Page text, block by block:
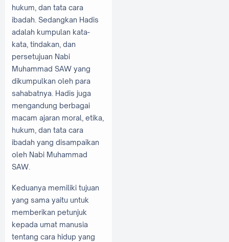
hukum, dan tata cara
ibadah. Sedangkan Hadis
adalah kumpulan kata-
kata, tindakan, dan
persetujuan Nabi
Muhammad SAW yang
dikumpulkan oleh para
sahabatnya. Hadis juga
mengandung berbagai
macam ajaran moral, etika,
hukum, dan tata cara
ibadah yang disampaikan
oleh Nabi Muhammad
SAW.
Keduanya memiliki tujuan
yang sama yaitu untuk
memberikan petunjuk
kepada umat manusia
tentang cara hidup yang